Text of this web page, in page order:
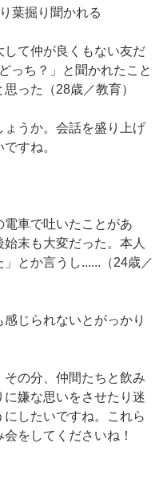
葉掘り聞かれる
して仲が良くもない友だ
っち？」と聞かれたこと
った（28歳／教育）
ょうか。会話を盛り上げ
すね。
電車で吐いたことがあ
末も大変だった。本人
とか言うし......（24歳／
じられないとがっかり
の分、仲間たちと飲み
嫌な思いをさせたり迷
したいですね。これら
をしてくださいね！